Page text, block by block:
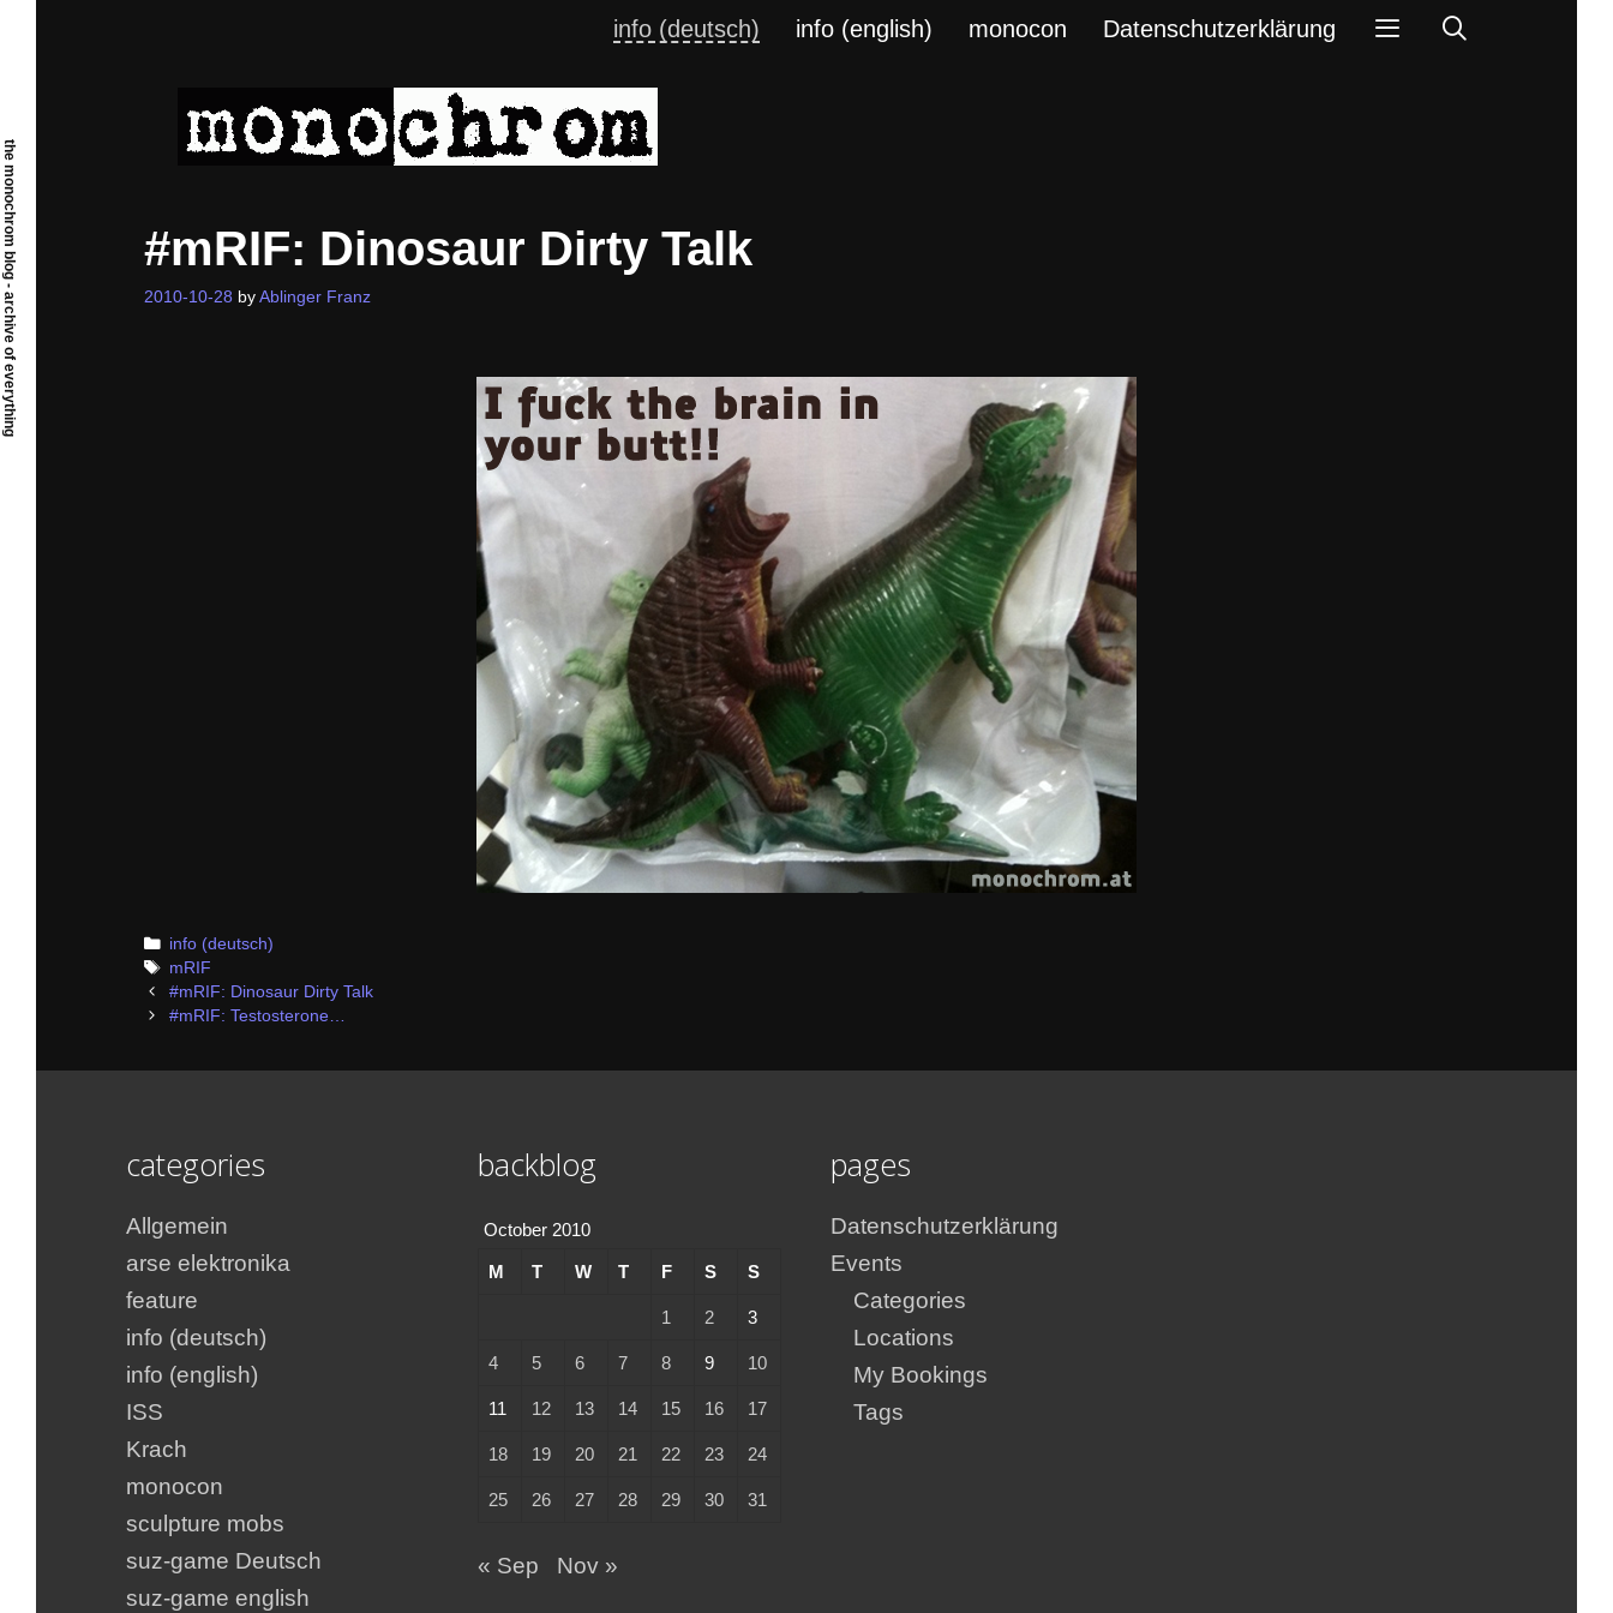
info (deutsch) info (english) monocon Datenschutzerklärung
#mRIF: Dinosaur Dirty Talk
2010-10-28 by Ablinger Franz
Categories
info (deutsch)
Tags
mRIF
Post
navigation
#mRIF: Dinosaur Dirty Talk
#mRIF: Testosterone…
categories
Allgemein
arse elektronika
feature
info (deutsch)
info (english)
ISS
Krach
monocon
sculpture mobs
suz-game Deutsch
suz-game english
backblog
October 2010
M T W T F S S
1 2 3
4 5 6 7 8 9 10
11 12 13 14 15 16 17
18 19 20 21 22 23 24
25 26 27 28 29 30 31
« Sep Nov »
pages
Datenschutzerklärung
Events
Categories
Locations
My Bookings
Tags
the monochrom blog - archive of everything